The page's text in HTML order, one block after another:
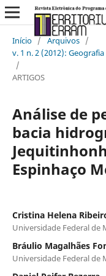
Início / Arquivos /
v. 1 n. 2 (2012):
/
ARTIGOS
Análise de
bacia
Espinhaço
Cristina Helena
Universidade Federal de
Bráulio Magalhães
Universidade Federal de